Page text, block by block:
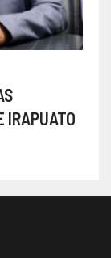
IRAPUATO